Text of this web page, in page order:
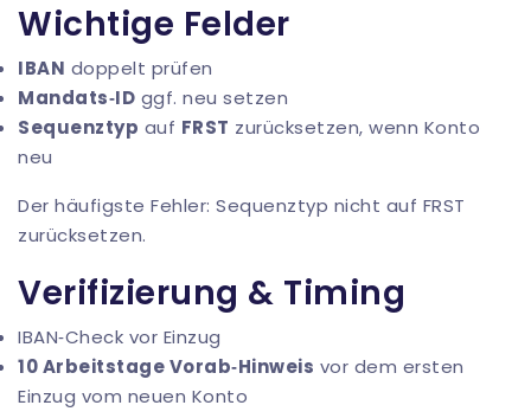
Wichtige Felder
IBAN doppelt prüfen
Mandats‑ID ggf. neu setzen
Sequenztyp auf FRST zurücksetzen, wenn Konto
neu
Der häufigste Fehler: Sequenztyp nicht auf FRST
zurücksetzen.
Verifizierung & Timing
IBAN‑Check vor Einzug
10 Arbeitstage Vorab‑Hinweis vor dem ersten
Einzug vom neuen Konto